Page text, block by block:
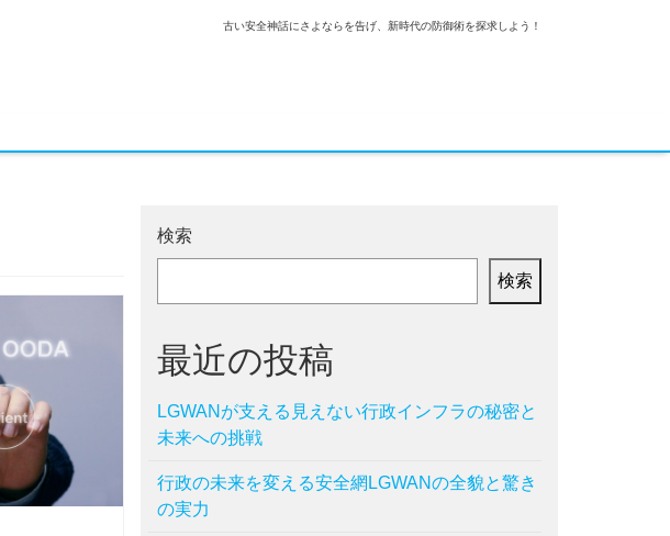
古い安全神話にさよならを告げ、新時代の防御術を探求しよう！
検索
検索
最近の投稿
LGWANが支える見えない行政インフラの秘密と
未来への挑戦
行政の未来を変える安全網LGWANの全貌と驚き
の実力